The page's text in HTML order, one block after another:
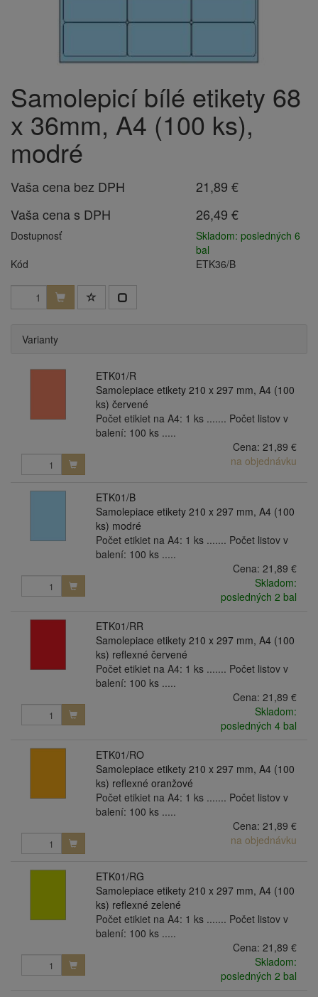
Samolepicí bílé etikety 68
x 36mm, A4 (100 ks),
modré
Vaša cena bez DPH
21,89 €
Vaša cena s DPH
26,49 €
Dostupnosť
Skladom: posledných 6
bal
Kód
ETK36/B
Varianty
ETK01/R
Samolepiace etikety 210 x 297 mm, A4 (100
ks) červené
Počet etikiet na A4: 1 ks ....... Počet listov v
balení: 100 ks .....
Cena: 21,89 €
na objednávku
ETK01/B
Samolepiace etikety 210 x 297 mm, A4 (100
ks) modré
Počet etikiet na A4: 1 ks ....... Počet listov v
balení: 100 ks .....
Cena: 21,89 €
Skladom:
posledných 2 bal
ETK01/RR
Samolepiace etikety 210 x 297 mm, A4 (100
ks) reflexné červené
Počet etikiet na A4: 1 ks ....... Počet listov v
balení: 100 ks .....
Cena: 21,89 €
Skladom:
posledných 4 bal
ETK01/RO
Samolepiace etikety 210 x 297 mm, A4 (100
ks) reflexné oranžové
Počet etikiet na A4: 1 ks ....... Počet listov v
balení: 100 ks .....
Cena: 21,89 €
na objednávku
ETK01/RG
Samolepiace etikety 210 x 297 mm, A4 (100
ks) reflexné zelené
Počet etikiet na A4: 1 ks ....... Počet listov v
balení: 100 ks .....
Cena: 21,89 €
Skladom:
posledných 2 bal